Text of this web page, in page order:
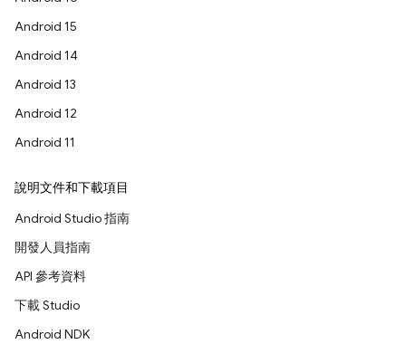
Android 15
Android 14
Android 13
Android 12
Android 11
說明文件和下載項目
Android Studio 指南
開發人員指南
API 參考資料
下載 Studio
Android NDK